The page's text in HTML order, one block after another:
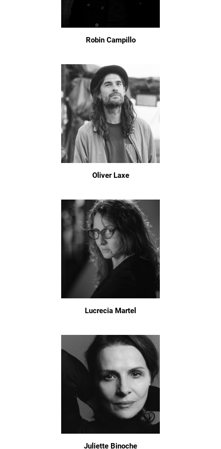
Robin Campillo
Oliver Laxe
Lucrecia Martel
Juliette Binoche